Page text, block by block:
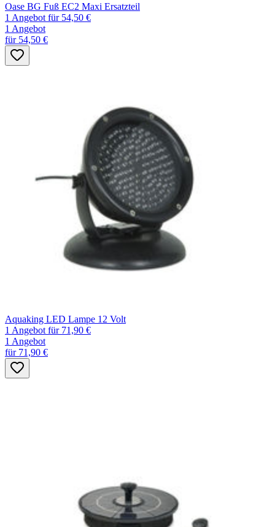
Oase BG Fuß EC2 Maxi Ersatzteil
1 Angebot für 54,50 €
1 Angebot
für 54,50 €
Aquaking LED Lampe 12 Volt
1 Angebot für 71,90 €
1 Angebot
für 71,90 €